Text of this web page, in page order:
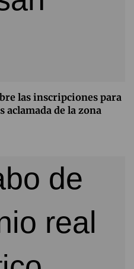
las inscripciones para
aclamada de la zona